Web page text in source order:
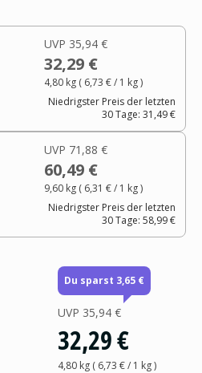
UVP 35,94 €
32,29 €
4,80 kg( 6,73 €/ 1 kg)
Niedrigster Preis der letzten
30 Tage: 31,49 €
UVP 71,88 €
60,49 €
9,60 kg( 6,31 €/ 1 kg)
Niedrigster Preis der letzten
30 Tage: 58,99 €
Du sparst 3,65 €
UVP 35,94 €
32,29 €
4,80 kg( 6,73 €/ 1 kg)